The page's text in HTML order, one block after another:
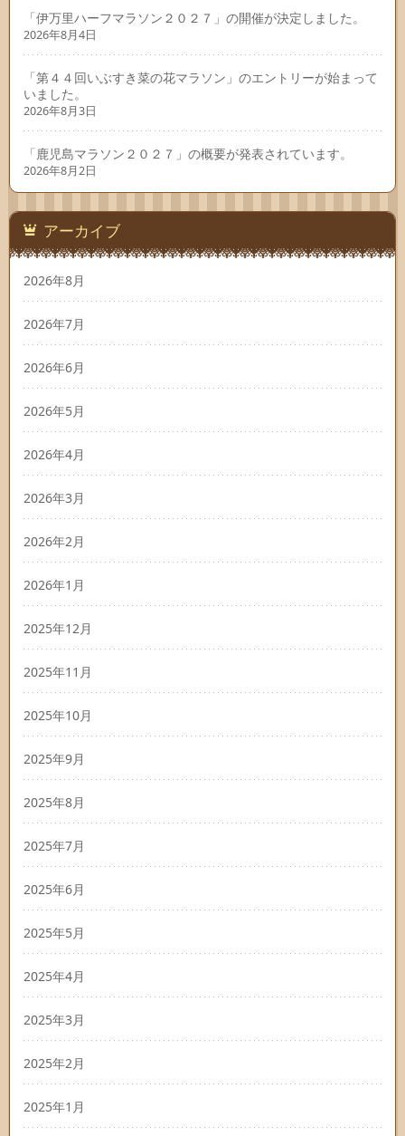
「伊万里ハーフマラソン２０２７」の開催が決定しました。
2026年8月4日
「第４４回いぶすき菜の花マラソン」のエントリーが始まって
いました。
2026年8月3日
「鹿児島マラソン２０２７」の概要が発表されています。
2026年8月2日
アーカイブ
2026年8月
2026年7月
2026年6月
2026年5月
2026年4月
2026年3月
2026年2月
2026年1月
2025年12月
2025年11月
2025年10月
2025年9月
2025年8月
2025年7月
2025年6月
2025年5月
2025年4月
2025年3月
2025年2月
2025年1月